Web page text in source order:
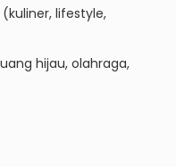
(kuliner, lifestyle,
hijau, olahraga,